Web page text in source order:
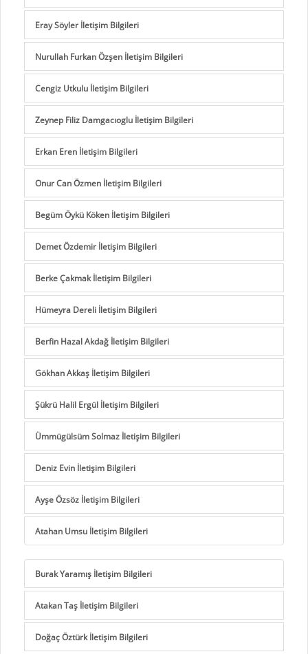
Eray Söyler İletişim Bilgileri
Nurullah Furkan Özşen İletişim Bilgileri
Cengiz Utkulu İletişim Bilgileri
Zeynep Filiz Damgacıoglu İletişim Bilgileri
Erkan Eren İletişim Bilgileri
Onur Can Özmen İletişim Bilgileri
Begüm Öykü Köken İletişim Bilgileri
Demet Özdemir İletişim Bilgileri
Berke Çakmak İletişim Bilgileri
Hümeyra Dereli İletişim Bilgileri
Berfin Hazal Akdağ İletişim Bilgileri
Gökhan Akkaş İletişim Bilgileri
Şükrü Halil Ergül İletişim Bilgileri
Ümmügülsüm Solmaz İletişim Bilgileri
Deniz Evin İletişim Bilgileri
Ayşe Özsöz İletişim Bilgileri
Atahan Umsu İletişim Bilgileri
Burak Yaramış İletişim Bilgileri
Atakan Taş İletişim Bilgileri
Doğaç Öztürk İletişim Bilgileri